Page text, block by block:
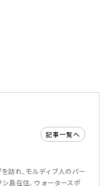
記事一覧へ
訪れ、モルディブ人のパー
シ島在住。ウォータースポ